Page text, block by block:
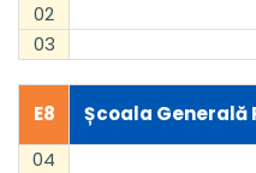
02
03
E8
Școala Generală
04